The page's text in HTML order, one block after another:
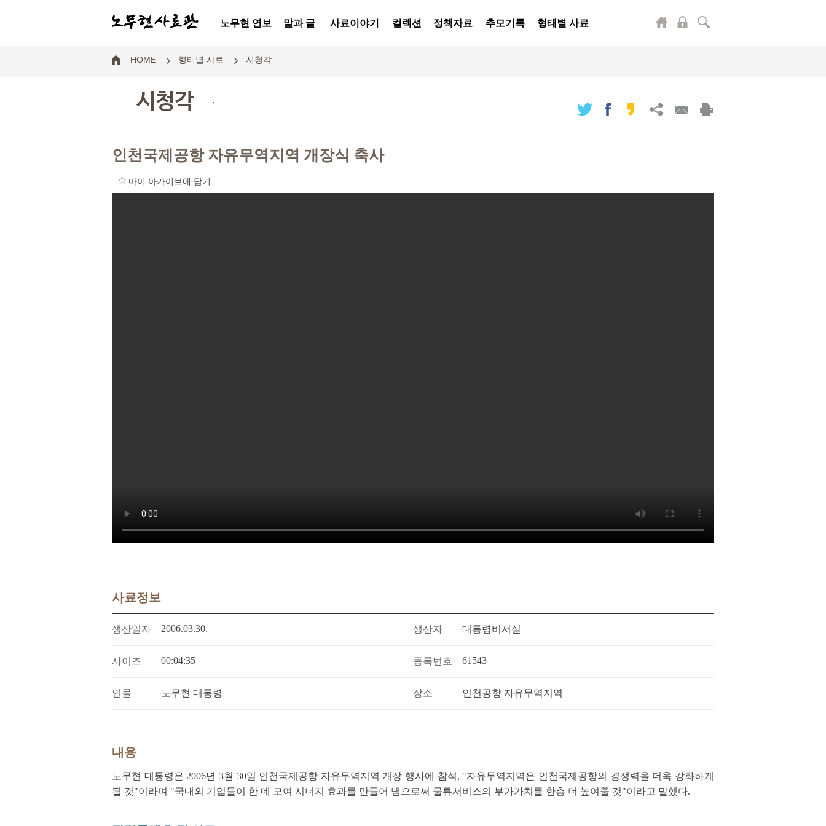
노무현 연보 말과 글 사료이야기 컬렉션 정책자료 추모기록 형태별 사료
HOME 형태별 사료 시청각
시청각 .
인천국제공항 자유무역지역 개장식 축사
마이 아카이브에 담기
사료정보
생산일자 2006.03.30. 생산자 대통령비서실
사이즈 00:04:35 등록번호 61543
인물 노무현 대통령 장소 인천공항 자유무역지역
내용
노무현 대통령은 2006년 3월 30일 인천국제공항 자유무역지역 개장 행사에 참석, "자유무역지역은 인천국제공항의 경쟁력을 더욱 강화하게
될 것"이라며 "국내외 기업들이 한 데 모여 시너지 효과를 만들어 냄으로써 물류서비스의 부가가치를 한층 더 높여줄 것"이라고 말했다.